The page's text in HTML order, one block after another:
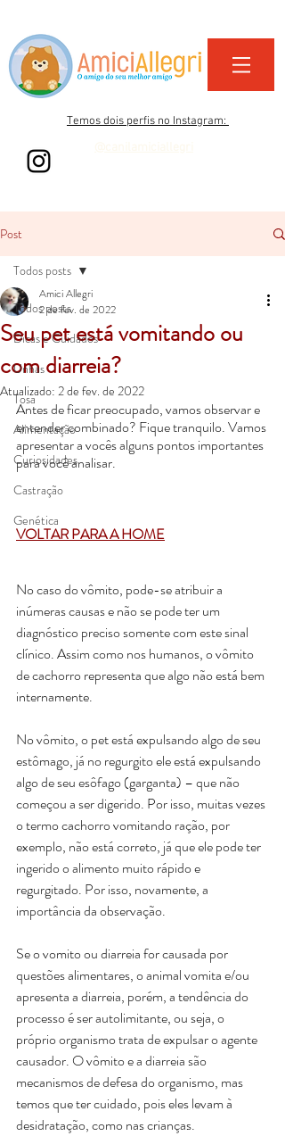
Temos dois perfis no Instagram:
Post
Todos posts
Dicas e Cuidados
Unhas
Tosa
Alimentação
Curiosidades
Castração
Genética
Todos posts
Seu pet está vomitando ou
com diarreia?
Amici Allegri
2 de fev. de 2022
Atualizado: 2 de fev. de 2022
Antes de ficar preocupado, vamos observar e
entender combinado? Fique tranquilo. Vamos
apresentar a vocês alguns pontos importantes
para você analisar.
VOLTAR PARA A HOME
No caso do vômito, pode-se atribuir a
inúmeras causas e não se pode ter um
diagnóstico preciso somente com este sinal
clínico. Assim como nos humanos, o vômito
de cachorro representa que algo não está bem
internamente.
No vômito, o pet está expulsando algo de seu
estômago, já no regurgito ele está expulsando
algo de seu esôfago (garganta) – que não
começou a ser digerido. Por isso, muitas vezes
o termo cachorro vomitando ração, por
exemplo, não está correto, já que ele pode ter
ingerido o alimento muito rápido e
regurgitado. Por isso, novamente, a
importância da observação.
Se o vomito ou diarreia for causada por
questões alimentares, o animal vomita e/ou
apresenta a diarreia, porém, a tendência do
processo é ser autolimitante, ou seja, o
próprio organismo trata de expulsar o agente
causador. O vômito e a diarreia são
mecanismos de defesa do organismo, mas
temos que ter cuidado, pois eles levam à
desidratação, como nas crianças.